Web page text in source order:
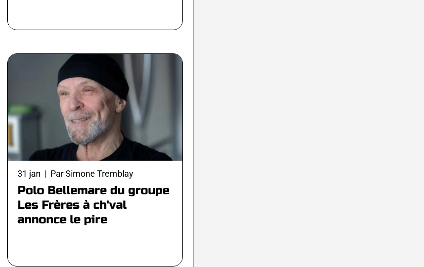
31 jan | Par Simone Tremblay
Polo Bellemare du groupe
Les Frères à ch'val
annonce le pire